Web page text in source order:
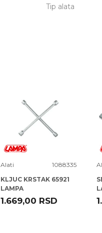
Tip alata
Alati
1088335
KLJUC KRSTAK 65921
LAMPA
1.669,00 RSD